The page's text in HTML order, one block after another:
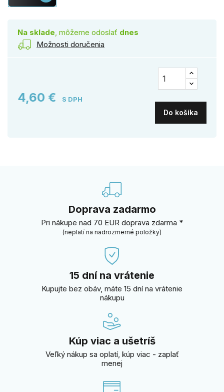
Na sklade, môžeme odoslať dnes
Možnosti doručenia
4,60 € S DPH
Do košíka
Doprava zadarmo
Pri nákupe nad 70 EUR doprava zdarma *
(neplatí na nadrozmerné položky)
15 dní na vrátenie
Kupujte bez obáv, máte 15 dní na vrátenie
nákupu
Kúp viac a ušetríš
Veľký nákup sa oplatí, kúp viac - zaplať
menej